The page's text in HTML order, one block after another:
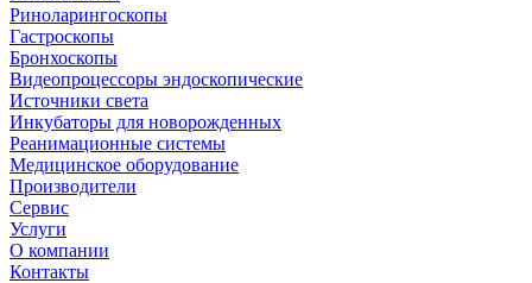
Риноларингоскопы
Гастроскопы
Бронхоскопы
Видеопроцессоры эндоскопические
Источники света
Инкубаторы для новорожденных
Реанимационные системы
Медицинское оборудование
Производители
Сервис
Услуги
О компании
Контакты